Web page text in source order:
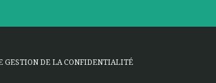
GESTION DE LA CONFIDENTIALITÉ